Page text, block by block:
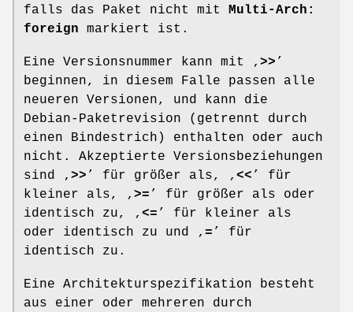
falls das Paket nicht mit Multi-Arch:
foreign markiert ist.
Eine Versionsnummer kann mit ‚ >> ’
beginnen, in diesem Falle passen alle
neueren Versionen, und kann die
Debian-Paketrevision (getrennt durch
einen Bindestrich) enthalten oder auch
nicht. Akzeptierte Versionsbeziehungen
sind ‚ >> ’ für größer als, ‚ << ’ für
kleiner als, ‚ >= ’ für größer als oder
identisch zu, ‚ <= ’ für kleiner als
oder identisch zu und ‚ = ’ für
identisch zu.
Eine Architekturspezifikation besteht
aus einer oder mehreren durch